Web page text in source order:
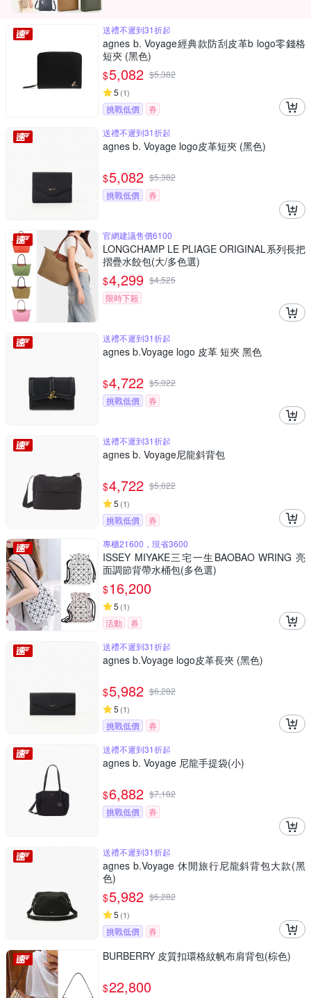
送禮不遲到31折起
agnes b. Voyage經典款防刮皮革b logo零錢格
短夾 (黑色)
$5,082 $5,382
5 (1)
挑戰低價
券
送禮不遲到31折起
agnes b. Voyage logo皮革短夾 (黑色)
$5,082 $5,382
挑戰低價
券
官網建議售價6100
LONGCHAMP LE PLIAGE ORIGINAL系列長把
摺疊水餃包(大/多色選)
$4,299 $4,525
限時下殺
送禮不遲到31折起
agnes b.Voyage logo 皮革 短夾 黑色
$4,722 $5,022
挑戰低價
券
送禮不遲到31折起
agnes b. Voyage尼龍斜背包
$4,722 $5,022
5 (1)
挑戰低價
券
專櫃21600，現省3600
ISSEY MIYAKE三宅一生BAOBAO WRING 亮
面調節背帶水桶包(多色選)
$16,200
5 (1)
活動
券
送禮不遲到31折起
agnes b.Voyage logo皮革長夾 (黑色)
$5,982 $6,282
5 (1)
挑戰低價
券
送禮不遲到31折起
agnes b. Voyage 尼龍手提袋(小)
$6,882 $7,182
挑戰低價
券
送禮不遲到31折起
agnes b.Voyage 休閒旅行尼龍斜背包大款(黑
色)
$5,982 $6,282
5 (1)
挑戰低價 券
BURBERRY 皮質扣環格紋帆布肩背包(棕色)
$22,800